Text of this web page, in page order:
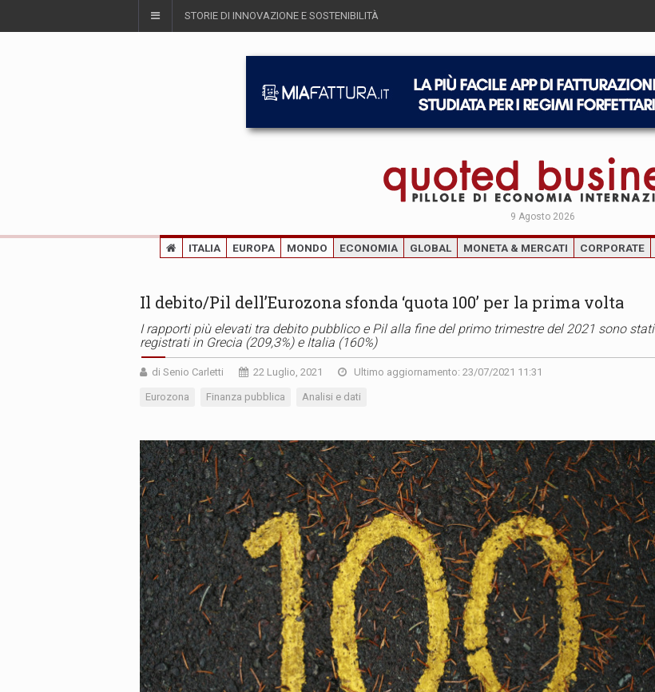
STORIE DI INNOVAZIONE E SOSTENIBILITÀ
9 Agosto 2026
ITALIA EUROPA MONDO ECONOMIA GLOBAL MONETA & MERCATI CORPORATE
Il debito/Pil dell’Eurozona sfonda ‘quota 100’ per la prima volta
I rapporti più elevati tra debito pubblico e Pil alla fine del primo trimestre del 2021 sono stati
registrati in Grecia (209,3%) e Italia (160%)
di Senio Carletti 22 Luglio, 2021 Ultimo aggiornamento: 23/07/2021 11:31
Eurozona Finanza pubblica Analisi e dati